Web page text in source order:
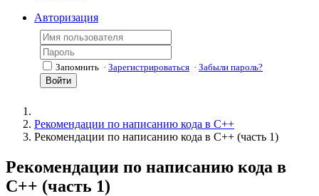
Авторизация
Запомнить · Зарегистрироваться · Забыли пароль?
Войти
Рекомендации по написанию кода в C++
Рекомендации по написанию кода в C++ (часть 1)
Рекомендации по написанию кода в
C++ (часть 1)